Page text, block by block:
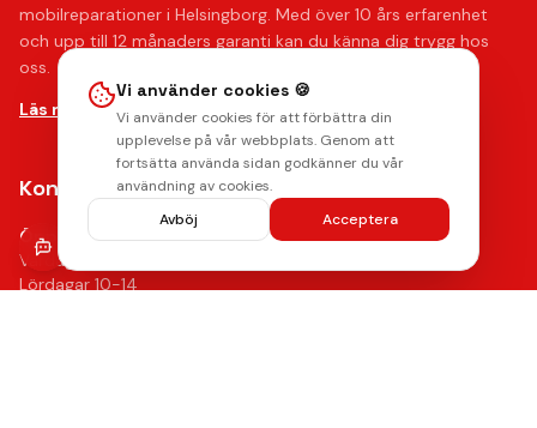
mobilreparationer i Helsingborg. Med över 10 års erfarenhet
och upp till 12 månaders garanti kan du känna dig trygg hos
oss.
Läs mer om oss →
Kontakta oss
Öppettider
Vardagar 10-18
Lördagar 10-14
Vi använder cookies 🍪
Vi använder cookies för att förbättra din
upplevelse på vår webbplats. Genom att
fortsätta använda sidan godkänner du vår
användning av cookies.
Avböj
Acceptera